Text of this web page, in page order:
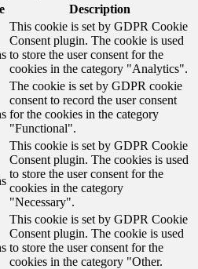
Description
This cookie is set by GDPR Cookie
Consent plugin. The cookie is used
to store the user consent for the
cookies in the category "Analytics".
The cookie is set by GDPR cookie
consent to record the user consent
for the cookies in the category
"Functional".
This cookie is set by GDPR Cookie
Consent plugin. The cookies is used
to store the user consent for the
cookies in the category
"Necessary".
This cookie is set by GDPR Cookie
Consent plugin. The cookie is used
to store the user consent for the
cookies in the category "Other.